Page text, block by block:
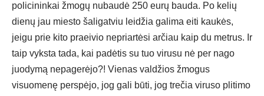
policininkai žmogų nubaudė 250 eurų bauda. Po kelių
dienų jau miesto šaligatviu leidžia galima eiti kaukės,
jeigu prie kito praeivio nepriartėsi arčiau kaip du metrus. Ir
taip vyksta tada, kai padėtis su tuo virusu nė per nago
juodymą nepagerėjo?! Vienas valdžios žmogus
visuomenę perspėjo, jog gali būti, jog trečia viruso plitimo